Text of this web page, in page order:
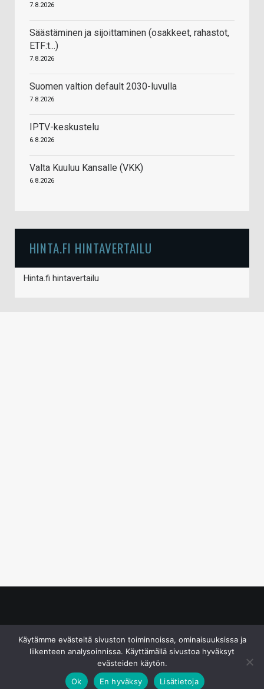
7.8.2026
Säästäminen ja sijoittaminen (osakkeet, rahastot,
ETF:t...)
7.8.2026
Suomen valtion default 2030-luvulla
7.8.2026
IPTV-keskustelu
6.8.2026
Valta Kuuluu Kansalle (VKK)
6.8.2026
HINTA.FI HINTAVERTAILU
Hinta.fi hintavertailu
Käytämme evästeitä sivuston toiminnoissa, ominaisuuksissa ja
liikenteen analysoinnissa. Käyttämällä sivustoa hyväksyt
evästeiden käytön.
Ok
En hyväksy Lisätietoja